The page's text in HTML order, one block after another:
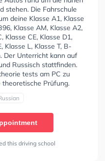
stehen. Die Fahrschule
deine Klasse A1, Klasse
Klasse AM, Klasse A2,
Klasse CE, Klasse D1,
Klasse L, Klasse T, B-
Der Unterricht kann auf
Russisch stattfinden.
tests am PC zu
Prüfung.
this driving school